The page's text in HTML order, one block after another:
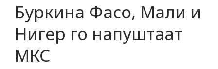
Буркина Фасо, Мали и
Нигер го напуштаат
МКС